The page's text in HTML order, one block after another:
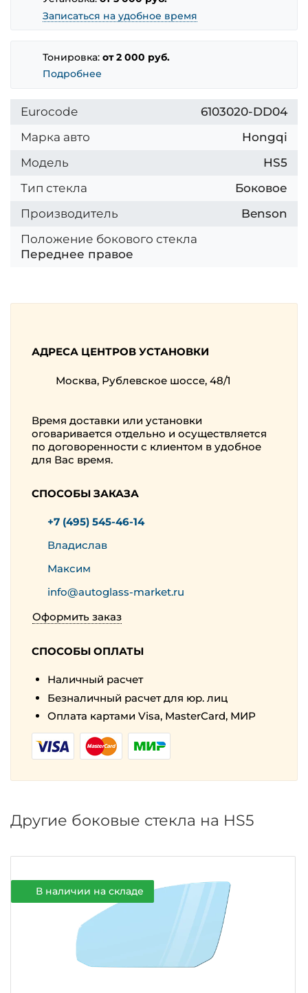
Записаться на удобное время
Тонировка:от 2 000 руб.
Подробнее
Eurocode
6103020-DD04
Марка авто
Hongqi
Модель
HS5
Тип стекла
Боковое
Производитель
Benson
Положение бокового стекла
Переднее правое
АДРЕСА ЦЕНТРОВ УСТАНОВКИ
Москва, Рублевское шоссе, 48/1
Время доставки или установки
оговаривается отдельно и осуществляется
по договоренности с клиентом в удобное
для Вас время.
СПОСОБЫ ЗАКАЗА
+7 (495) 545-46-14
Владислав
Максим
info@autoglass-market.ru
Оформить заказ
СПОСОБЫ ОПЛАТЫ
Наличный расчет
Безналичный расчет для юр. лиц
Оплата картами Visa, MasterCard, МИР
Другие боковые стекла на HS5
В наличии на складе